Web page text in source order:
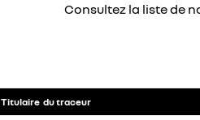
Consultez la liste de
Titulaire du traceur